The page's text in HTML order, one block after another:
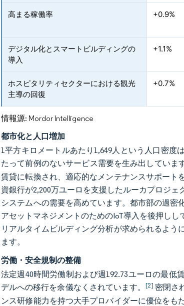
高まる稼働率 +0.9%
デジタル化とスマートビルディングの
導入
+1.1%
ホスピタリティセクターにおける観光
主導の回復
+0.7%
情報源: Mordor Intelligence
都市化と人口増加
1平方キロメートルあたり1,649人という人口密
たって前例のないサービス需要を生み出していま
賃貸に転換され、適応的なメンテナンスサポート
資銀行が2,200万ユーロを支援したルーカプロジ
システムへの需要を高めています。都市部の過
アセットマネジメントのためのIoT導入を後押し
リアルタイムビルディング分析が求められるよ
ます。
労働・安全規制の整備
法定週40時間労働制および週192.73ユーロの最
デルへの移行を余儀なくされています。[2] 密閉さ
ンス研修能力を持つ大手プロバイダーに優位を